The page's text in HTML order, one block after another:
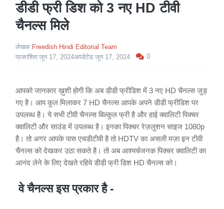
डीडी फ्री डिश को 3 नए HD टीवी
चैनल्स मिले
लेखक: Freedish Hindi Editorial Team
प्रकाशित:जून 17, 2024अपडेटेड:जून 17, 2024 0
आपको जानकार ख़ुशी होगी कि अब डीडी फ्रीडिश में 3 नए HD चैनल्स जुड़
गए है। आप कुल मिलाकर 7 HD चैनल्स आपके अपने डीडी फ्रीडिश पर
उपलब्ध है। ये सभी टीवी चैनल्स बिल्कुल फ्री है और हाई क्वालिटी पिक्चर
क्वालिटी और साउंड में उपलब्ध है। इनका पिक्चर रेज़लुशन साइज 1080p
है। तो अगर आपके पास एचडीटीवी है तो HDTV का असली मज़ा इन टीवी
चैनल्स को देखकर उठा सकते है। तो अब आश्यर्चजनक पिक्चर क्वालिटी का
आनंद लेने के लिए देखते रहिये डीडी फ्री डिश HD चैनल्स को।
वे चैनल्स इस प्रकार है -